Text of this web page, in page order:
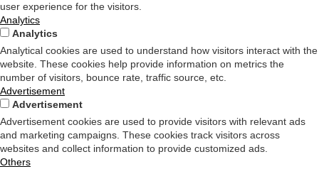
user experience for the visitors.
Analytics
Analytics
Analytical cookies are used to understand how visitors interact with the
website. These cookies help provide information on metrics the
number of visitors, bounce rate, traffic source, etc.
Advertisement
Advertisement
Advertisement cookies are used to provide visitors with relevant ads
and marketing campaigns. These cookies track visitors across
websites and collect information to provide customized ads.
Others